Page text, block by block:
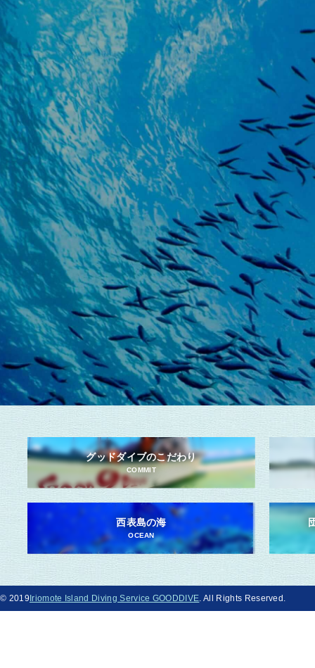
グッドダイブのこだわり
COMMIT
西表島の海
OCEAN
© 2019Iriomote Island Diving Service GOODDIVE . All Rights Reserved.